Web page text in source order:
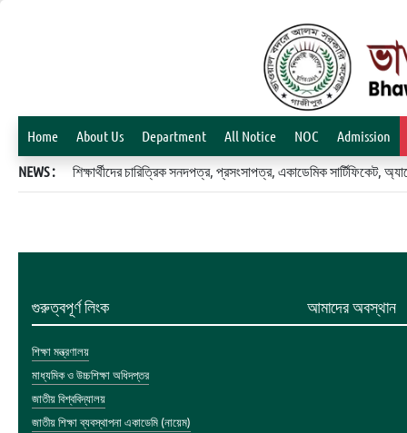
Home About Us Department All Notice NOC Admission
NEWS : শিক্ষার্থীদের চারিত্রিক সনদপত্র, প্রসংসাপত্র, একাডেমিক
গুরুত্বপূর্ণ লিংক
শিক্ষা মন্ত্রণালয়
মাধ্যমিক ও উচ্চশিক্ষা অধিদপ্তর
জাতীয় বিশ্ববিদ্যালয়
জাতীয় শিক্ষা ব্যবস্থাপনা একাডেমি (নায়েম)
আমাদের অবস্থান